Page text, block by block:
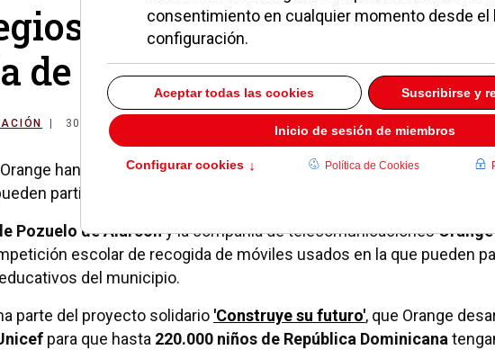
de Pozuelo colaboran
de móviles usados
30 OCTUBRE 2013
han puesto en marcha una competición escolar de recogida
participar todos los centros educativos.
Pozuelo de Alarcóny la compañía de telecomunicacionesOrange
escolar de recogida de móviles usados en la que pueden
del municipio.
parte del proyecto solidario 'Construye su futuro', que Orange
para que hasta 220.000 niños de República Dominicana